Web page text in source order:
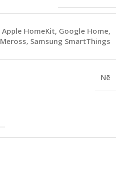
Apple HomeKit, Google Home,
Meross, Samsung SmartThings
Nē